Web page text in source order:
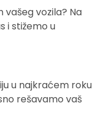
vozila? Na
i stižemo u
u najkraćem roku
rešavamo vaš